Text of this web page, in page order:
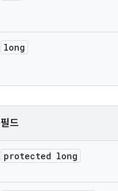
long
필드
protected long